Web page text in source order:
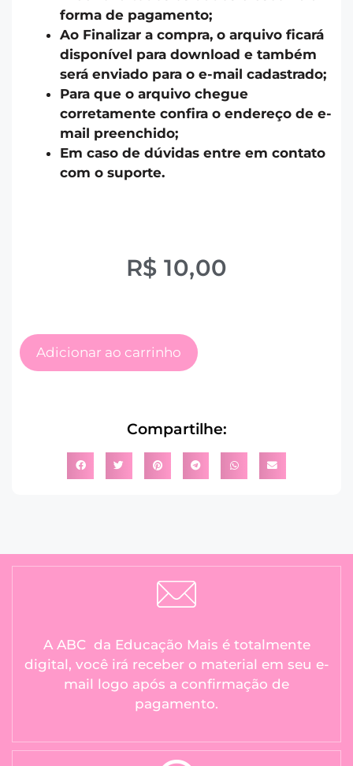
forma de pagamento;
Ao Finalizar a compra, o arquivo ficará
disponível para download e também
será enviado para o e-mail cadastrado;
Para que o arquivo chegue
corretamente confira o endereço de e-
mail preenchido;
Em caso de dúvidas entre em contato
com o suporte.
R$ 10,00
Adicionar ao carrinho
Compartilhe:
A ABC da Educação Mais é totalmente
digital, você irá receber o material em seu e-
mail logo após a confirmação de
pagamento.